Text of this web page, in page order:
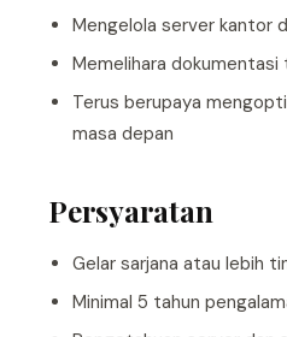
Mengelola server kantor
Memelihara
Terus berupaya
masa depan
Persyaratan
Gelar sarjana atau lebih
Minimal 5 tahun